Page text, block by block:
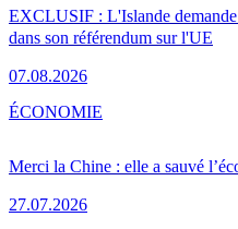
EXCLUSIF : L'Islande
dans son référendum sur l'UE
07.08.2026
Merci la Chine : elle a sauvé
27.07.2026
ÉCONOMIE